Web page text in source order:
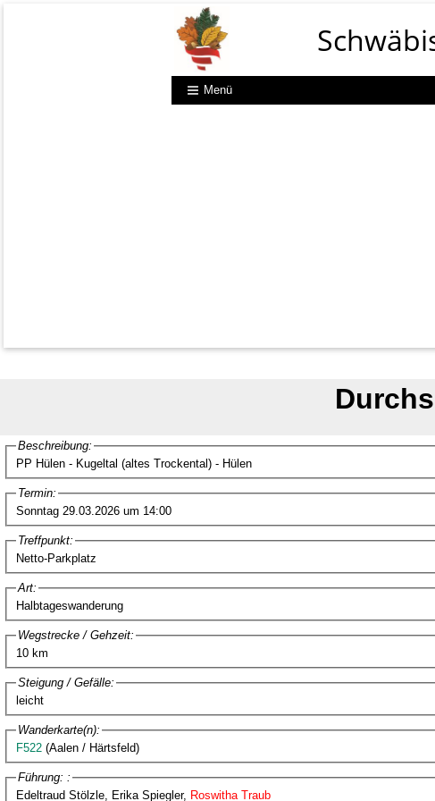
Menü
Beschreibung:
PP Hülen - Kugeltal (altes Trockental) - Hülen
Termin:
Sonntag 29.03.2026 um 14:00
Treffpunkt:
Netto-Parkplatz
Art:
Halbtageswanderung
Wegstrecke / Gehzeit:
10 km
Steigung / Gefälle:
leicht
Wanderkarte(n):
F522(Aalen / Härtsfeld)
Führung: :
Edeltraud Stölzle, Erika Spiegler, Roswitha Traub